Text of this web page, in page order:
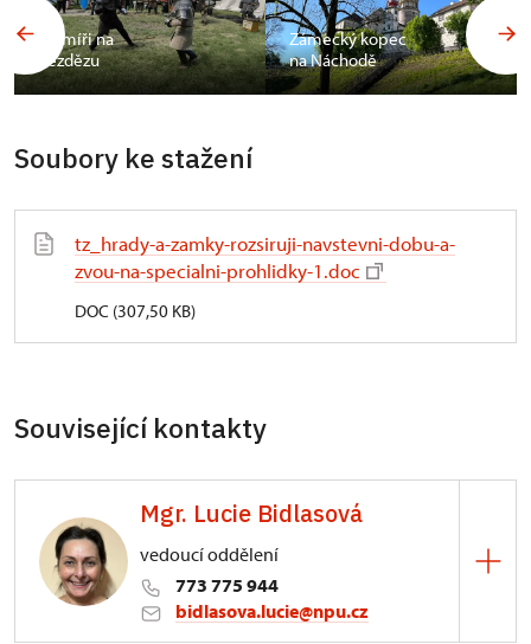
Šermíři na
Bezdězu
Zámecký kopec
na Náchodě
Soubory ke stažení
tz_hrady-a-zamky-rozsiruji-navstevni-dobu-a-
zvou-na-specialni-prohlidky-1.doc
DOC (307,50 KB)
Související kontakty
Mgr. Lucie Bidlasová
vedoucí oddělení
773 775 944
bidlasova.lucie@npu.cz